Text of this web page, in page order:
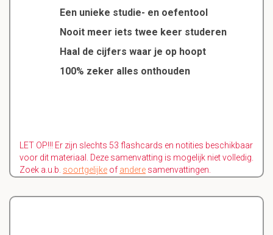
Een unieke studie- en oefentool
Nooit meer iets twee keer studeren
Haal de cijfers waar je op hoopt
100% zeker alles onthouden
LET OP!!! Er zijn slechts 53 flashcards en notities beschikbaar
voor dit materiaal. Deze samenvatting is mogelijk niet volledig.
Zoek a.u.b. soortgelijke of andere samenvattingen.